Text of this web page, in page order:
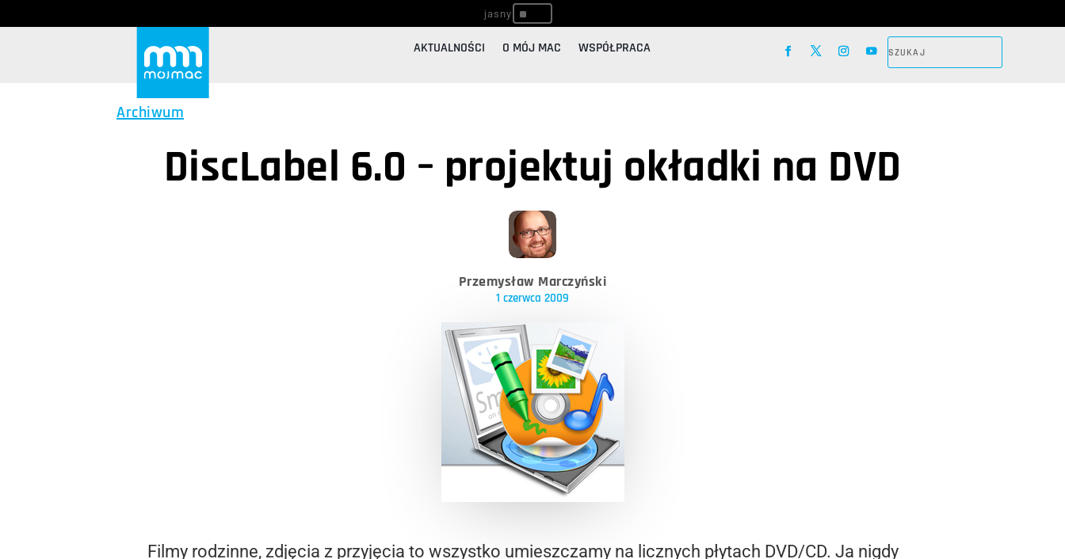
^
AKTUALNOŚCI O MÓJ MAC WSPÓŁPRACA
Archiwum
DiscLabel 6.0 – projektuj okładki na DVD
Przemysław Marczyński
1 czerwca 2009
Filmy rodzinne, zdjęcia z przyjęcia to wszystko umieszczamy na licznych płytach DVD/CD. Ja nigdy